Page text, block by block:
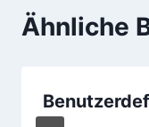
Ähnliche